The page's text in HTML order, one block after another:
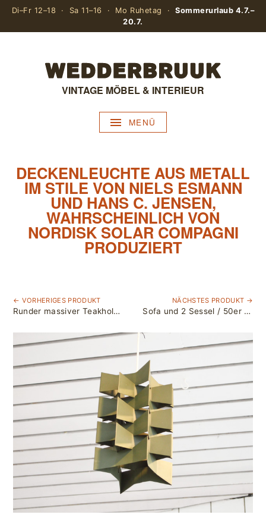
Di–Fr 12–18 · Sa 11–16 · Mo Ruhetag ·Sommerurlaub 4.7.–
20.7.
VINTAGE MÖBEL & INTERIEUR
MENÜ
DECKENLEUCHTE AUS METALL
IM STILE VON NIELS ESMANN
UND HANS C. JENSEN,
WAHRSCHEINLICH VON
NORDISK SOLAR COMPAGNI
PRODUZIERT
← VORHERIGES PRODUKT
Runder massiver Teakholz Esstisch aus Dänemarkt / 2 Erweiterungsplatten / D 105 cm
NÄCHSTES PRODUKT →
Sofa und 2 Sessel / 50er Jahre / Kirschholz